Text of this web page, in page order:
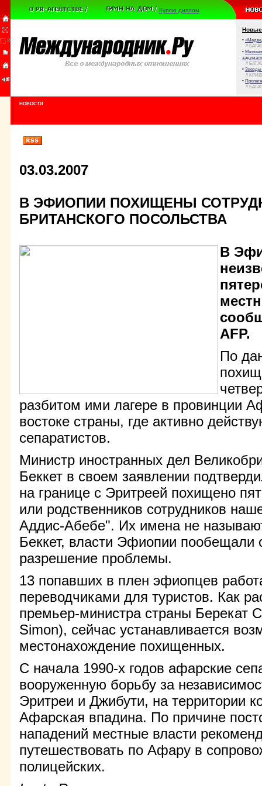
Куплю диплом
Новые
•
//
•
//
• Звезды
//
•
//
НОВОСТИ
03.03.2007
В ЭФИОПИИ ПОХИЩЕНЫ
БРИТАНСКОГО ПОСОЛЬСТВА
В
AFP.
По
разбитом ими лагере в провинции
востоке страны, где активно
сепаратистов.
Министр иностранных дел
Беккет в своем заявлении
на границе с Эритреей похищено
или родственников сотрудников
Аддис-Абебе". Их имена не
Беккет, власти Эфиопии пообещали
разрешение проблемы.
13 попавших в плен эфиопцев
переводчиками для туристов. Как
премьер-министра страны Берекат
Simon), сейчас устанавливается
местонахождение похищенных.
С начала 1990-х годов афарские
вооруженную борьбу за
Эритреи и Джибути, на территории
Афарская впадина. По причине
нападений местные власти
путешествовать по Афару в
полицейских.